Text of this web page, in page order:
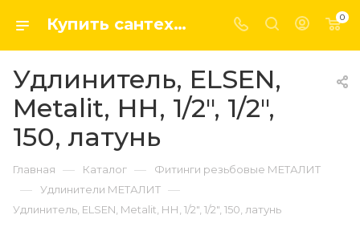
Купить сантехнику, системы отопление и водоснабжения оптом и в розницу в интернет-магазине elsen-opt.ru 0
Удлинитель, ELSEN,
Metalit, НН, 1/2", 1/2",
150, латунь
Главная — Каталог — Фитинги резьбовые МЕТАЛИТ
— Удлинители МЕТАЛИТ —
Удлинитель, ELSEN, Metalit, НН, 1/2", 1/2", 150, латунь